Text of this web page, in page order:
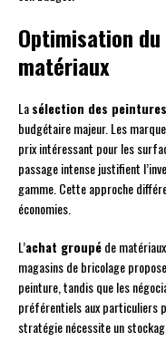
Optimisation
matériaux
Lasélection des peintures
budgétaire majeur. Les
prix intéressant pour les
passage intense justifient
gamme. Cette approche
économies.
L’achat groupéde
magasins de bricolage
peinture, tandis que les
préférentiels aux particuliers
stratégie nécessite un